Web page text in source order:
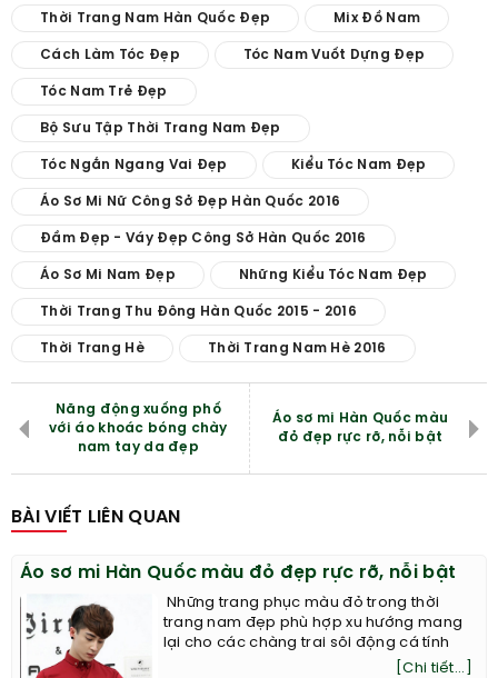
Thời Trang Nam Hàn Quốc Đẹp Mix Đồ Nam
Cách Làm Tóc Đẹp Tóc Nam Vuốt Dựng Đẹp
Tóc Nam Trẻ Đẹp
Bộ Sưu Tập Thời Trang Nam Đẹp
Tóc Ngắn Ngang Vai Đẹp Kiểu Tóc Nam Đẹp
Áo Sơ Mi Nữ Công Sở Đẹp Hàn Quốc 2016
Đầm Đẹp - Váy Đẹp Công Sở Hàn Quốc 2016
Áo Sơ Mi Nam Đẹp Những Kiểu Tóc Nam Đẹp
Thời Trang Thu Đông Hàn Quốc 2015 - 2016
Thời Trang Hè Thời Trang Nam Hè 2016
Năng động xuống phố
với áo khoác bóng chày
nam tay da đẹp
Áo sơ mi Hàn Quốc màu
đỏ đẹp rực rỡ, nỗi bật
BÀI VIẾT LIÊN QUAN
Áo sơ mi Hàn Quốc màu đỏ đẹp rực rỡ, nỗi bật
Những trang phục màu đỏ trong thời
trang nam đẹp phù hợp xu hướng mang
lại cho các chàng trai sôi động cá tính
[Chi tiết...]